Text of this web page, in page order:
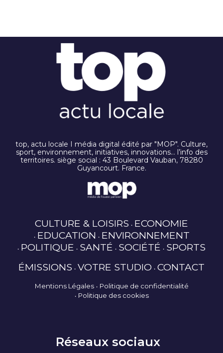
top, actu locale I média digital édité par "MOP". Culture,
sport, environnement, initiatives, innovations… l’info des
territoires. siège social : 43 Boulevard Vauban, 78280
Guyancourt. France.
CULTURE & LOISIRS ECONOMIE
EDUCATION ENVIRONNEMENT
POLITIQUE SANTÉ SOCIÉTÉ SPORTS
ÉMISSIONS VOTRE STUDIO CONTACT
Mentions Légales
Politique de confidentialité
Politique des cookies
Réseaux sociaux